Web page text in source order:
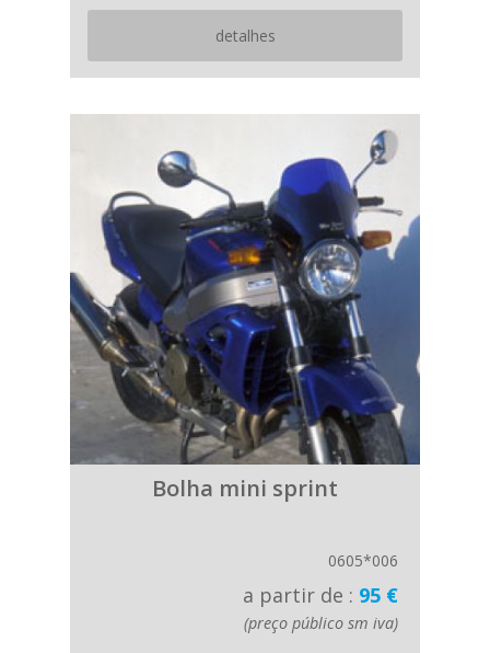
detalhes
Bolha mini sprint
0605*006
a partir de : 95 €
(preço público sm iva)